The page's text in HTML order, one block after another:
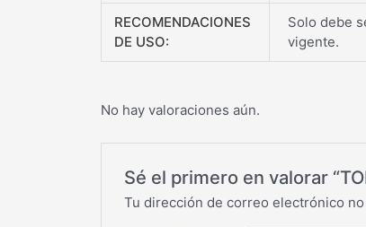
RECOMENDACIONES
DE USO:
Solo debe
vigente.
No hay valoraciones aún.
Sé el primero en valorar
Tu dirección de correo electrónico